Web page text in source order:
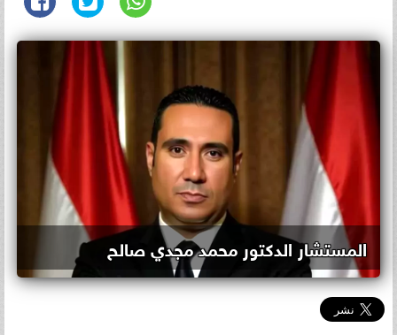
المستشار الدكتور محمد مجدي صالح